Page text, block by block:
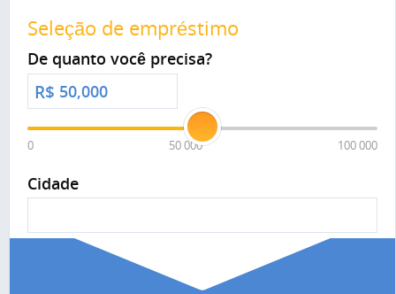
Seleção de empréstimo
De quanto você precisa?
R$
0 50 000 100 000
Cidade